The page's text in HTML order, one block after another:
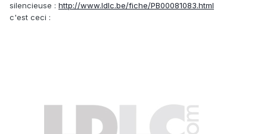
silencieuse : http://www.ldlc.be/fiche/PB00081083.html
c'est ceci :